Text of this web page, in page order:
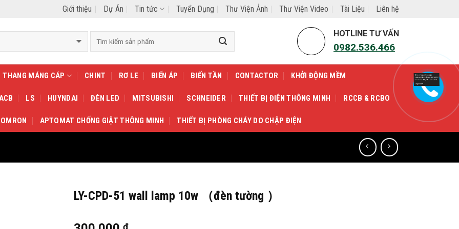
Giới thiệu Dự Án Tin tức Tuyển Dụng Thư Viện Ảnh Thư Viện Video Tài Liệu Liên hệ
HOTLINE TƯ VẤN
0982.536.466
THANG MÁNG CÁP CHINT RƠ LE BIẾN ÁP BIẾN TẦN CONTACTOR KHỞI ĐỘNG MỀM
LS HUYNDAI ĐÈN LED MITSUBISHI SCHNEIDER THIẾT BỊ ĐIỆN THÔNG MINH RCCB & RCBO
OMRON APTOMAT CHỐNG GIẬT THÔNG MINH THIẾT BỊ PHÒNG CHÁY DO CHẬP ĐIỆN
LY-CPD-51 wall lamp 10w （đèn tường ）
₫